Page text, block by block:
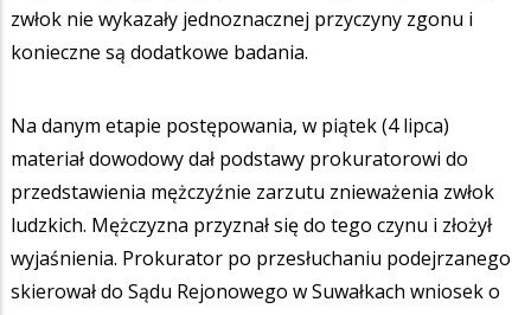
zwłok nie wykazały jednoznacznej przyczyny zgonu i
konieczne są dodatkowe badania.
Na danym etapie postępowania, w piątek (4 lipca)
materiał dowodowy dał podstawy prokuratorowi do
przedstawienia mężczyźnie zarzutu znieważenia zwłok
ludzkich. Mężczyzna przyznał się do tego czynu i złożył
wyjaśnienia. Prokurator po przesłuchaniu podejrzanego
skierował do Sądu Rejonowego w Suwałkach wniosek o